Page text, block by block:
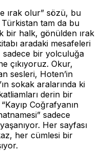
ırak olur” sözü, bu
tam da bu
bir halk, gönülden ırak
aradaki mesafeleri
sadece bir yolculuğa
çıkıyoruz. Okur,
sesleri, Hoten’in
sokak aralarında ki
derin bir
Coğrafyanın
sadece
Her sayfası
her cümlesi bir